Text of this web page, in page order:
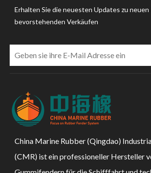
Erhalten Sie die neuesten Updates zu
bevorstehenden Verkäufen
China Marine Rubber (Qingdao)
(CMR) ist ein professioneller Hersteller